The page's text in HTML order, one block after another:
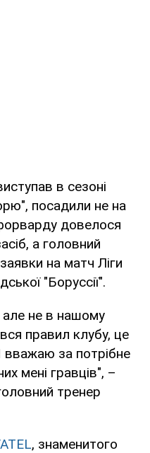
в сезоні
посадили не на
довелося
а головний
на матч Ліги
"Боруссії".
але не в нашому
правил клубу, це
вважаю за потрiбне
мені гравців", –
тренер
, знаменитого